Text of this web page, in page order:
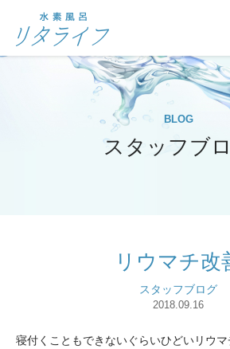
BLOG
スタッフブ
リウマチ改
スタッフブログ
2018.09.16
寝付くこともできないぐらいひどいリウマ